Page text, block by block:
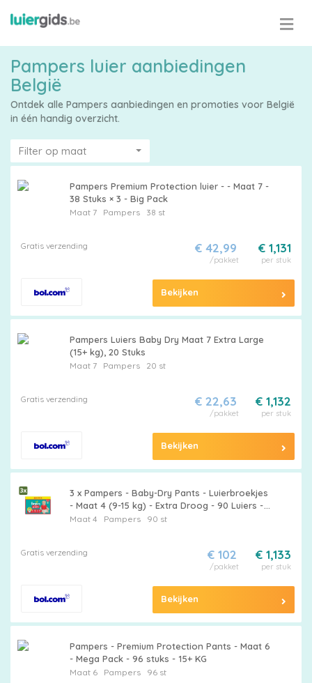
Kies
Pampers
Pampers luier aanbiedingen
België
Ontdek alle Pampers aanbiedingen en promoties voor België
in één handig overzicht.
Filter op maat
Pampers Premium Protection luier - - Maat 7 -
38 Stuks × 3 - Big Pack
Maat 7 Pampers38 st
Gratis verzending € 1,131
per stuk
€ 42,99
/pakket
Bekijken
Pampers Luiers Baby Dry Maat 7 Extra Large
(15+ kg), 20 Stuks
Maat 7 Pampers20 st
Gratis verzending € 1,132
per stuk
€ 22,63
/pakket
Bekijken
3 x Pampers - Baby-Dry Pants - Luierbroekjes
- Maat 4 (9-15 kg) - Extra Droog - 90 Luiers -
Baby Luier - Droge Luier - Luier 9-15 Kg - Luier
Maat 4 Pampers90 st
Gratis verzending € 1,133
per stuk
€ 102
/pakket
Bekijken
Pampers - Premium Protection Pants - Maat 6
- Mega Pack - 96 stuks - 15+ KG
Maat 6 Pampers96 st